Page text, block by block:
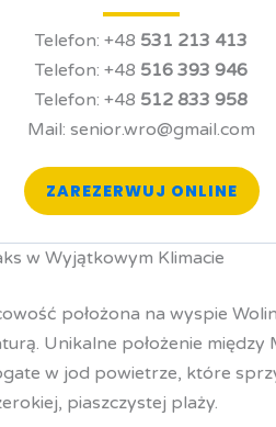
Telefon: +48 531 213 413
Telefon: +48 516 393 946
Telefon: +48 512 833 958
Mail: senior.wro@gmail.com
ZAREZERWUJ ONLINE
w Wyjątkowym Klimacie
położona na wyspie
Unikalne położenie między
w jod powietrze, które
piaszczystej plaży.